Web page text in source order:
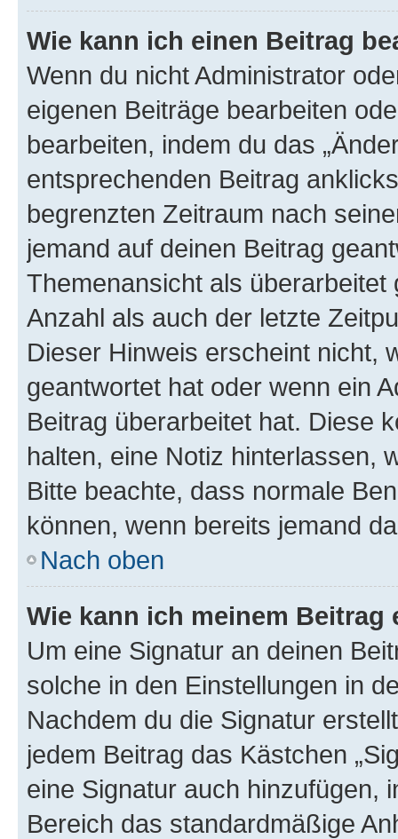
Wie kann ich einen Beitrag
Wenn du nicht Administrator
eigenen Beiträge bearbeiten
bearbeiten, indem du das
entsprechenden Beitrag
begrenzten Zeitraum nach
jemand auf deinen Beitrag
Themenansicht als
Anzahl als auch der letzte
Dieser Hinweis erscheint nicht,
geantwortet hat oder wenn ein
Beitrag überarbeitet hat. Diese
halten, eine Notiz hinterlassen,
Bitte beachte, dass normale
können, wenn bereits jemand
Nach oben
Wie kann ich meinem
Um eine Signatur an deinen
solche in den Einstellungen in
Nachdem du die Signatur
jedem Beitrag das Kästchen
eine Signatur auch hinzufügen,
Bereich das standardmäßige